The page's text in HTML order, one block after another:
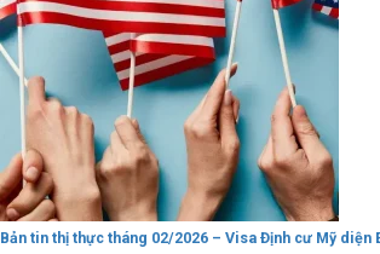
Bản tin thị thực tháng 02/2026 – Visa Định cư Mỹ diện